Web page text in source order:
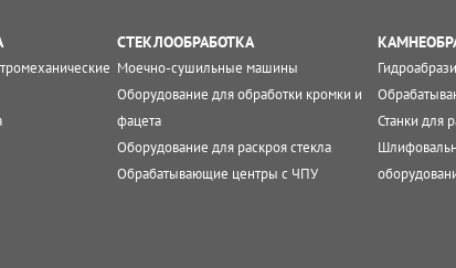
СТЕКЛООБРАБОТКА
Моечно-сушильные машины
Оборудование для обработки кромки и
фацета
Оборудование для раскроя стекла
Обрабатывающие центры с ЧПУ
Станки для